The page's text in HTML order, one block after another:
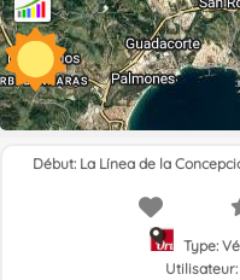
Début: La Línea de la
Type:
Utilisateur: